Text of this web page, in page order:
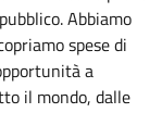
Abbiamo
spese di
a
il mondo, dalle